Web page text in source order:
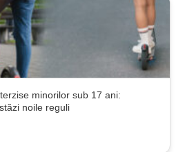
minorilor sub 17 ani:
noile reguli